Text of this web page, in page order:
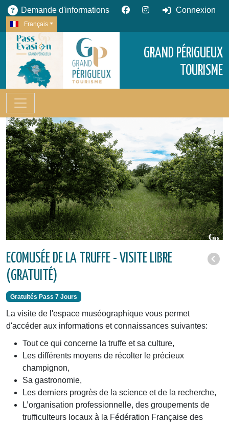
Demande d'informations Connexion
Français
GRAND PÉRIGUEUX
TOURISME
ECOMUSÉE DE LA TRUFFE - VISITE LIBRE
(GRATUITÉ)
Gratuités Pass 7 Jours
La visite de l'espace muséographique vous permet
d'accéder aux informations et connaissances suivantes:
Tout ce qui concerne la truffe et sa culture,
Les différents moyens de récolter le précieux
champignon,
Sa gastronomie,
Les derniers progrès de la science et de la recherche,
L’organisation professionnelle, des groupements de
trufficulteurs locaux à la Fédération Française des